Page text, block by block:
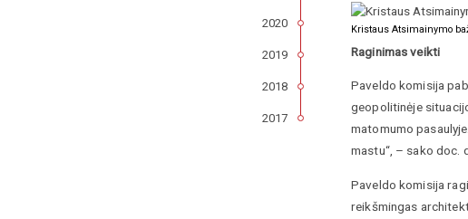
Kristaus Atsimainymo
Raginimas veikti
Paveldo komisija
geopolitinėje
matomumo
mastu“, – sako doc.
Paveldo komisija
reikšmingas
2020
2019
2018
2017